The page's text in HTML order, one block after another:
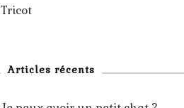
Tricot
Articles récents